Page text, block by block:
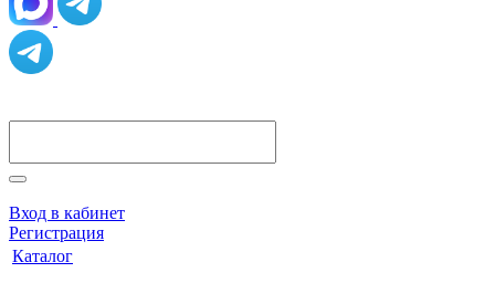
Вход в кабинет
Регистрация
Каталог